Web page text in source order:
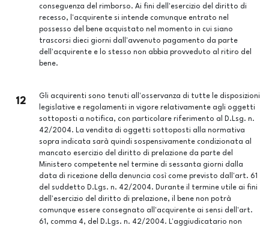
conseguenza del rimborso. Ai fini dell'esercizio del diritto di
recesso, l'acquirente si intende comunque entrato nel
possesso del bene acquistato nel momento in cui siano
trascorsi dieci giorni dall'avvenuto pagamento da parte
dell'acquirente e lo stesso non abbia provveduto al ritiro del
bene.
12
Gli acquirenti sono tenuti all'osservanza di tutte le disposizioni
legislative e regolamenti in vigore relativamente agli oggetti
sottoposti a notifica, con particolare riferimento al D.Lsg. n.
42/2004. La vendita di oggetti sottoposti alla normativa
sopra indicata sarà quindi sospensivamente condizionata al
mancato esercizio del diritto di prelazione da parte del
Ministero competente nel termine di sessanta giorni dalla
data di ricezione della denuncia così come previsto dall'art. 61
del suddetto D.Lgs. n. 42/2004. Durante il termine utile ai fini
dell'esercizio del diritto di prelazione, il bene non potrà
comunque essere consegnato all'acquirente ai sensi dell'art.
61, comma 4, del D.Lgs. n. 42/2004. L'aggiudicatario non